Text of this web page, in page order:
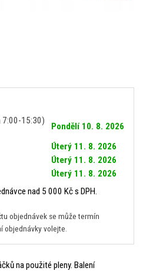
7:00-15:30)
Pondělí 10. 8. 2026
Úterý 11. 8. 2026
Úterý 11. 8. 2026
Úterý 11. 8. 2026
nad 5 000 Kč s DPH.
objednávek se může termín
objednávky volejte.
na použité pleny. Balení